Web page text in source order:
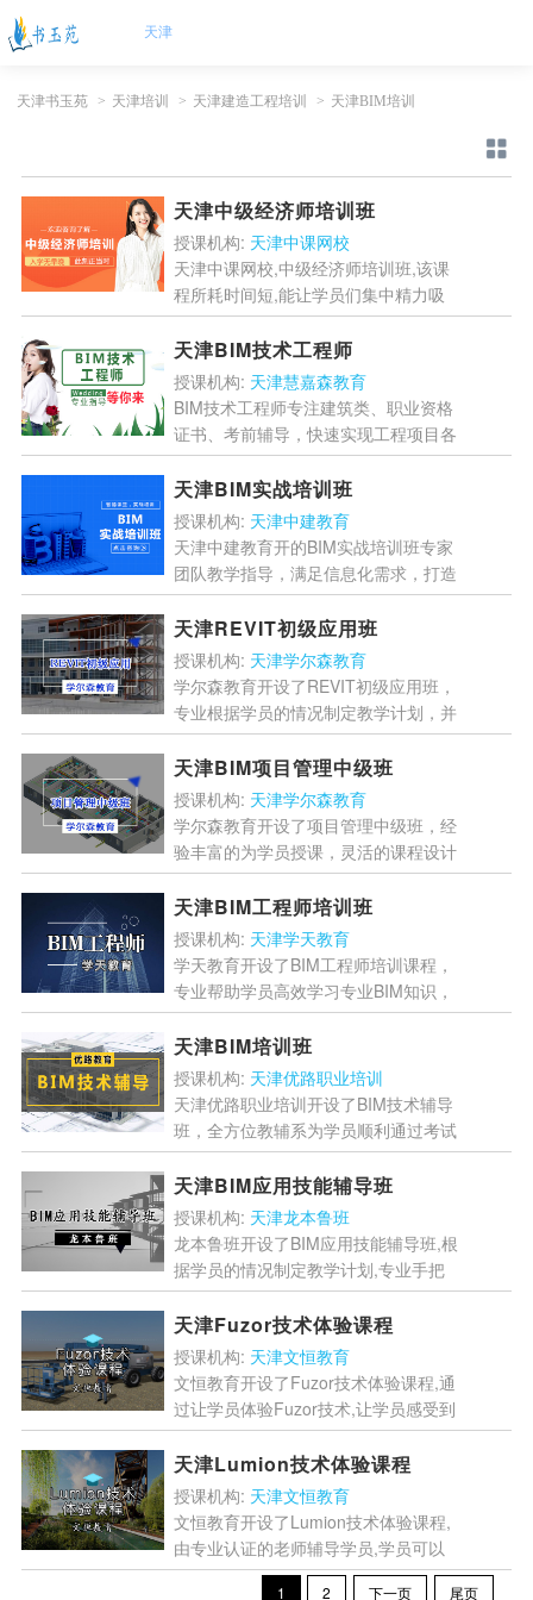
天津
天津书玉苑 > 天津培训 > 天津建造工程培训 > 天津BIM培训
天津中级经济师培训班
授课机构: 天津中课网校
天津中课网校,中级经济师培训班,该课
程所耗时间短,能让学员们集中精力吸
收课堂知识,帮助学员们全面掌握基础
知识,抓住重点知识,短时间内提升学习
能力,达到预期目标....[详情]
天津BIM技术工程师
授课机构: 天津慧嘉森教育
BIM技术工程师专注建筑类、职业资格
证书、考前辅导，快速实现工程项目各
方协调工作，达到消防体系、机电施工
等各方面高度统一作业。...
天津BIM实战培训班
授课机构: 天津中建教育
天津中建教育开的BIM实战培训班专家
团队教学指导，满足信息化需求，打造
效率教学，用心服务，设置丰富的教学
内容，培养市场需求的专业人才，让学
员掌握建设工程领域的核...
天津REVIT初级应用班
授课机构: 天津学尔森教育
学尔森教育开设了REVIT初级应用班，
专业根据学员的情况制定教学计划，并
且帮助学员高效学习相关软件知识，让
学员能够熟练使用软件，让学员能够顺
利通过考试，轻松...[详情]
天津BIM项目管理中级班
授课机构: 天津学尔森教育
学尔森教育开设了项目管理中级班，经
验丰富的为学员授课，灵活的课程设计
让学员能够随时随地学习，专业助教随
时为学员解答疑惑，让学员能够顺利通
过考试。...[详情]
天津BIM工程师培训班
授课机构: 天津学天教育
学天教育开设了BIM工程师培训课程，
专业帮助学员高效学习专业BIM知识，
专业讲师为学员精讲真题与最新考纲，
并且通过独家教学方法帮助学员学习专
业软件技术，让学...[详情]
天津BIM培训班
授课机构: 天津优路职业培训
天津优路职业培训开设了BIM技术辅导
班，全方位教辅系为学员顺利通过考试
全面开放，经验丰富的帮助学员学习计
划，专业老师24小时在线答疑，让学
员能够顺利...[详情]
天津BIM应用技能辅导班
授课机构: 天津龙本鲁班
龙本鲁班开设了BIM应用技能辅导班,根
据学员的情况制定教学计划,专业手把
手教学,精讲真题与考纲难点考点,通过
大量的实践让学员扎实掌握技能,帮助
学员顺利通过考...[详情]
天津Fuzor技术体验课程
授课机构: 天津文恒教育
文恒教育开设了Fuzor技术体验课程,通
过让学员体验Fuzor技术,让学员感受到
BIMVR技术的优势,让学员感受到BIM
技术的魅力,帮助学员更加高效的学习
BIM...[详情]
天津Lumion技术体验课程
授课机构: 天津文恒教育
文恒教育开设了Lumion技术体验课程,
由专业认证的老师辅导学员,学员可以
在老师的辅导下体验Lumion技术,让学
1 2 下一页 尾页